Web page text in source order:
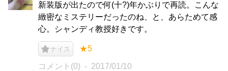
新装版が出たので何(十?)年かぶりで再読。こんな
緻密なミステリーだったのね、と、あらためて感
心。シャンディ教授好きです。
ナイス ★5
コメント(0) 2017/01/10